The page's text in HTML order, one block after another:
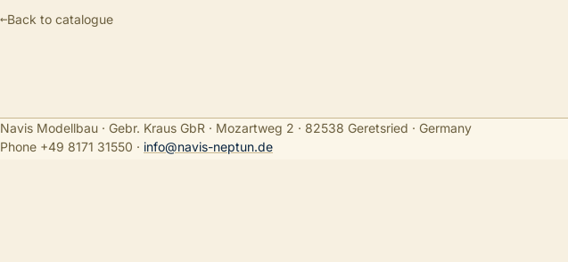
←Back to catalogue
Navis Modellbau · Gebr. Kraus GbR · Mozartweg 2 · 82538 Geretsried · Germany
Phone +49 8171 31550 · info@navis-neptun.de